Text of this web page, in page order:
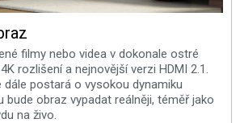
filmy nebo videa v dokonale ostré
rozlišení a nejnovější verzi HDMI 2.1.
dále postará o vysokou dynamiku
bude obraz vypadat reálněji, téměř jako
na živo.